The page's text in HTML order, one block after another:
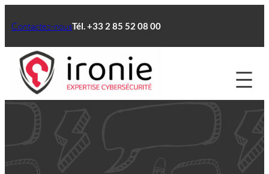
au
contenu
Contactez-nousTél. +33 2 85 52 08 00